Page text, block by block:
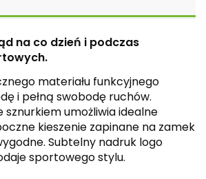
na co dzień i podczas
materiału funkcyjnego
i pełną swobodę ruchów.
sznurkiem umożliwia idealne
kieszenie zapinane na zamek
Subtelny nadruk logo
sportowego stylu.